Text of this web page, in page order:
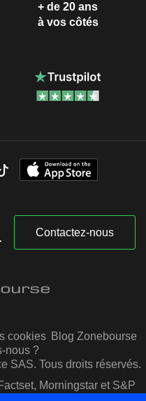
+ de 20 ans
à vos côtés
Contactez-nous
cookies Blog Zonebourse
nous ?
SAS. Tous droits réservés.
Morningstar et S&P